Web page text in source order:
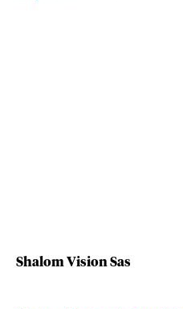
Shalom Vision Sas